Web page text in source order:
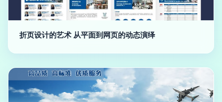
折页设计的艺术 从平面到网页的动态演绎